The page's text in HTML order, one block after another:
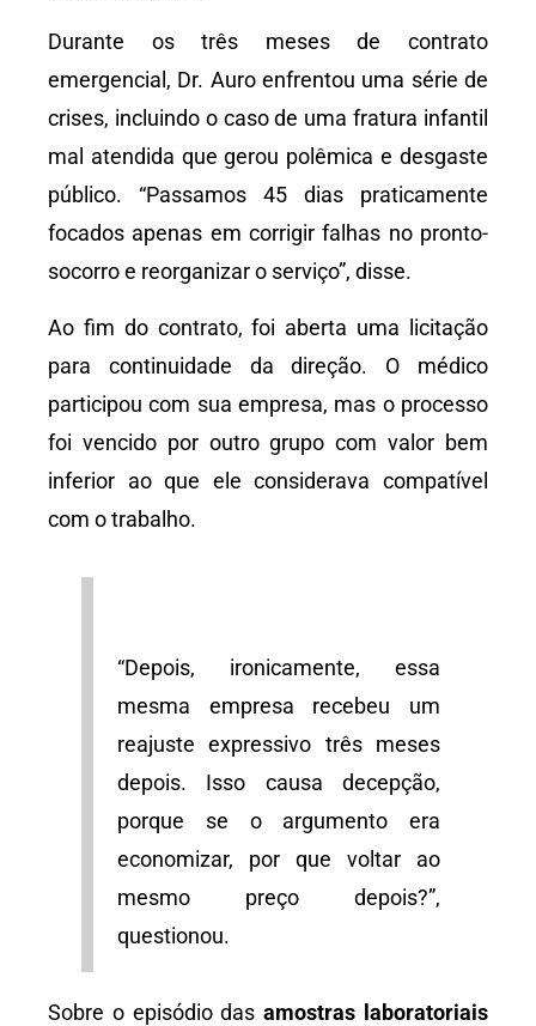
Durante os três meses de contrato
emergencial, Dr. Auro enfrentou uma série de
crises, incluindo o caso de uma fratura infantil
mal atendida que gerou polêmica e desgaste
público. “Passamos 45 dias praticamente
focados apenas em corrigir falhas no pronto-
socorro e reorganizar o serviço”, disse.
Ao fim do contrato, foi aberta uma licitação
para continuidade da direção. O médico
participou com sua empresa, mas o processo
foi vencido por outro grupo com valor bem
inferior ao que ele considerava compatível
com o trabalho.
“Depois, ironicamente, essa
mesma empresa recebeu um
reajuste expressivo três meses
depois. Isso causa decepção,
porque se o argumento era
economizar, por que voltar ao
mesmo preço depois?”,
questionou.
Sobre o episódio dasamostras laboratoriais